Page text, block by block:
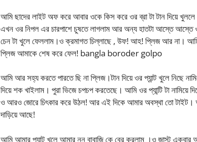
আমি ছাদের লাইট অফ করে আবার ওকে কিস করে ওর ব্রা টা টান দিয়ে
এখন ওর নিপল এর চারপাশে চুষতে লাগলাম আর অন্য হাতটা আস্তে আস্তে
চেন টা খুলে ফেললাম।ও ক্রমাগত চিল্লাছে , উফ! আহ! প্লিজ আর না।
প্লিজ আমাকে শেষ করে ফেল! bangla boroder golpo
আমি আর সহ্য করতে পারতে ছি না প্লিজ।টান দিয়ে ওর প্যান্ট খুলে নিছে
দিয়ে শক খাইলাম। পুরা ভিজে চপচপ করতেছে। আমি ওর প্যান্টি টা নামিয়ে
ও আরও জোরে চিৎকার করে উঠল! আর এই দিকে আমার অবস্থা তো টাইট।
দাড়িয়ে আছে!
আমি আমার প্যান্ট খুলে আমার নুনু বাবাজি কে বের করলাম ।ও জাস্ট একবার